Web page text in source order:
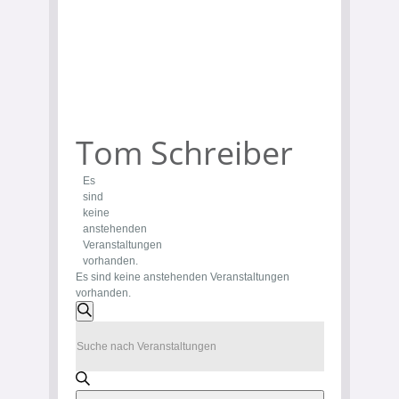
Tom Schreiber
Es
sind
keine
anstehenden
Veranstaltungen
vorhanden.
Es sind keine anstehenden Veranstaltungen
vorhanden.
Veranstaltungen
Suche
und
Suche
Schlüsselwort
Suche
nach